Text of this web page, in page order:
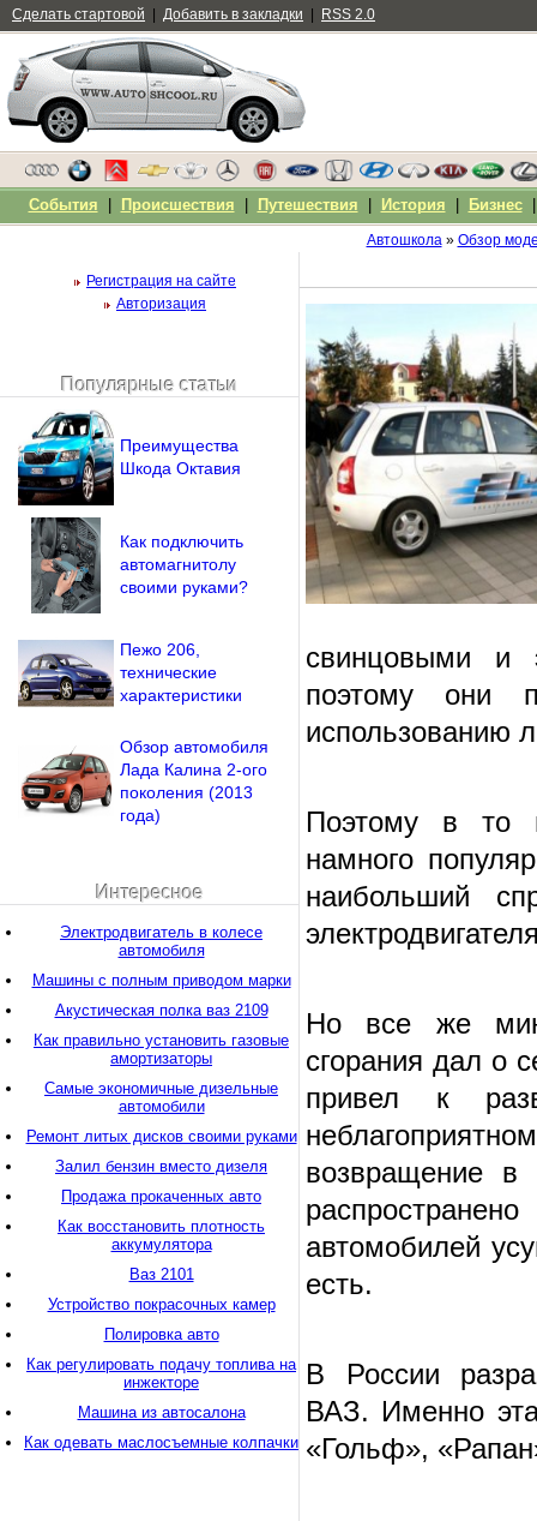
Автошкола» Обзор
свинцовыми и
поэтому они
использованию
Поэтому в то
намного
наибольший
Но все же
сгорания дал о
привел к
возвращение в
автомобилей
есть.
В России
ВАЗ. Именно
«Гольф»,
Регистрация на сайте
Авторизация
Напомнить пароль?
Популярные статьи
Преимущества
Шкода Октавия
Как подключить
автомагнитолу
своими руками?
Пежо 206,
технические
характеристики
Обзор автомобиля
Лада Калина 2-ого
поколения (2013
года)
Интересное
Электродвигатель в колесе
автомобиля
Машины с полным приводом марки
Акустическая полка ваз 2109
Как правильно установить газовые
амортизаторы
Самые экономичные дизельные
автомобили
Ремонт литых дисков своими руками
Залил бензин вместо дизеля
Продажа прокаченных авто
Как восстановить плотность
аккумулятора
Ваз 2101
Устройство покрасочных камер
Полировка авто
Как регулировать подачу топлива на
инжекторе
Машина из автосалона
Как одевать маслосъемные колпачки
Сделать стартовой Добавить в закладки RSS 2.0
События Происшествия Путешествия История Бизнес